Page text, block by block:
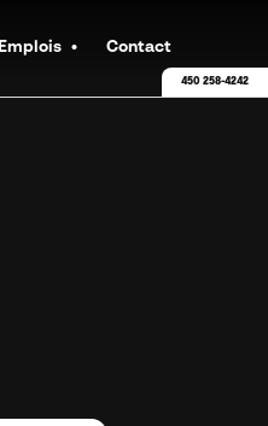
450 258-4242
Emplois Contact